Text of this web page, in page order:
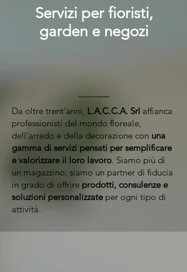
Servizi per fioristi,
garden e negozi
Da oltre trent’anni, L.A.C.C.A. Srl affianca
professionisti del mondo floreale,
dell’arredo e della decorazione con una
gamma di servizi pensati per semplificare
e valorizzare il loro lavoro. Siamo più di
un magazzino: siamo un partner di fiducia
in grado di offrire prodotti, consulenze e
soluzioni personalizzate per ogni tipo di
attività.